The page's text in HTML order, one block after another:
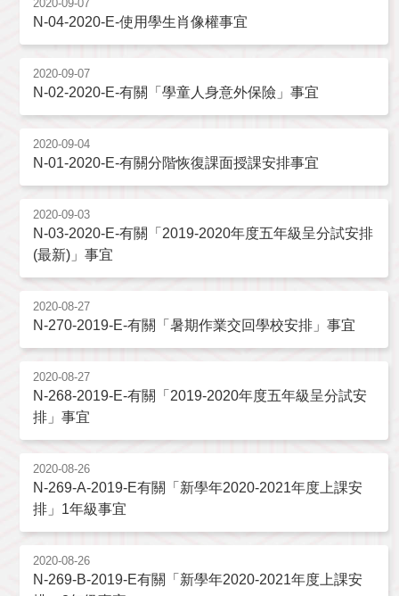
2020-09-07
N-04-2020-E-使用學生肖像權事宜
2020-09-07
N-02-2020-E-有關「學童人身意外保險」事宜
2020-09-04
N-01-2020-E-有關分階恢復課面授課安排事宜
2020-09-03
N-03-2020-E-有關「2019-2020年度五年級呈分試安排
(最新)」事宜
2020-08-27
N-270-2019-E-有關「暑期作業交回學校安排」事宜
2020-08-27
N-268-2019-E-有關「2019-2020年度五年級呈分試安
排」事宜
2020-08-26
N-269-A-2019-E有關「新學年2020-2021年度上課安
排」1年級事宜
2020-08-26
N-269-B-2019-E有關「新學年2020-2021年度上課安